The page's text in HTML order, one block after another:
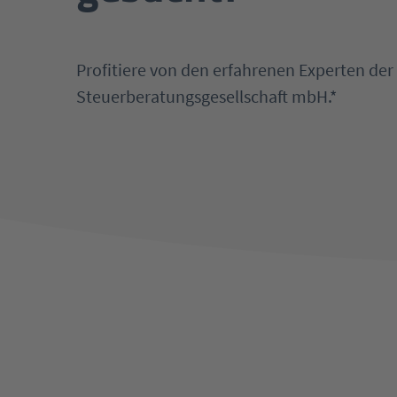
Profitiere von den erfahrenen Experten
Steuerberatungsgesellschaft mbH.*